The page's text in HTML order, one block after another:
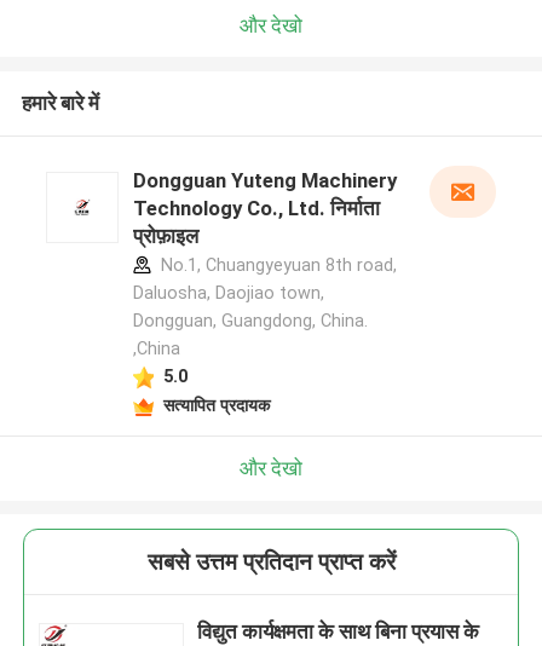
और देखो
हमारे बारे में
Dongguan Yuteng Machinery
Technology Co., Ltd. निर्माता
प्रोफ़ाइल
No.1, Chuangyeyuan 8th road,
Daluosha, Daojiao town,
Dongguan, Guangdong, China.
,China
5.0
सत्यापित प्रदायक
और देखो
सबसे उत्तम प्रतिदान प्राप्त करें
विद्युत कार्यक्षमता के साथ बिना प्रयास के